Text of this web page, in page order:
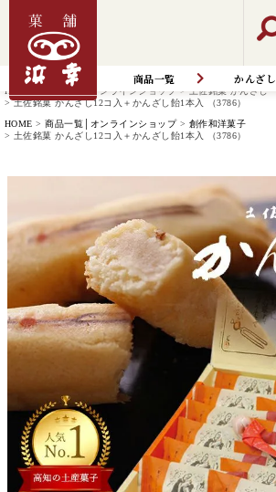
商品一覧 かんざし
HOME 商品一覧│オンラインショップ
土佐銘菓 かんざし
土佐銘菓 かんざし12コ入＋かんざし飴1本入 （3786）
HOME 商品一覧│オンラインショップ
創作和洋菓子
土佐銘菓 かんざし12コ入＋かんざし飴1本入 （3786）